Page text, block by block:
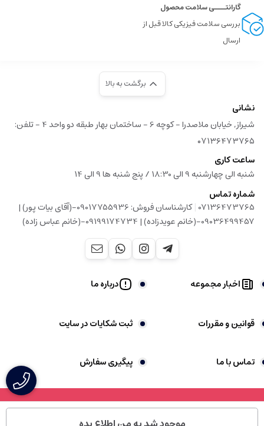
گارانتــــی سلامت محصول
بررسی سلامت فیزیکی کالا قبل از
ارسال
برگشت به بالا
نشانی
شیراز, خیابان ملاصدرا - کوچه 6 - ساختمان بهار طبقه دو واحد 4 - تلفن:
۰۷۱۳۶۴۷۳۷۶۵
ساعت کاری
شنبه الی چهارشنبه 9 الی 18:30 / پنج شنبه ها 9 الی 14
شماره تماس
07136473765
|
کارشناسان فروش: 09017755936-(آقای بیات پور) |
09036499457-(خانم عویدزاده) | 09199174734-(خانم عباس زاده)
اخبار مجموعه درباره ما
قوانین و مقررات ثبت شکایات در سایت
تماس با ما پیگیری سفارش